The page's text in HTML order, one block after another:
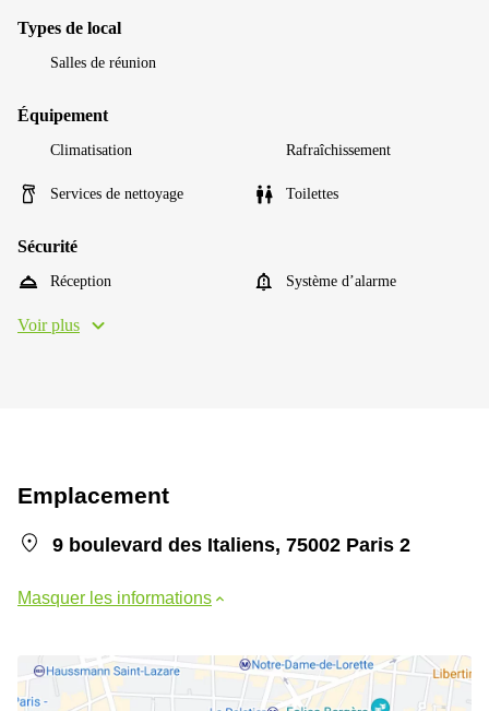
Types de local
Salles de réunion
Équipement
Climatisation Rafraîchissement
Services de nettoyage Toilettes
Sécurité
Réception Système d’alarme
Voir plus
Emplacement
9 boulevard des Italiens, 75002 Paris 2
Masquer les informations